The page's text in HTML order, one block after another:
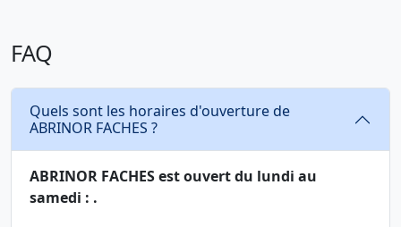
FAQ
Quels sont les horaires d'ouverture de
ABRINOR FACHES ?
ABRINOR FACHES est ouvert du lundi au
samedi : .